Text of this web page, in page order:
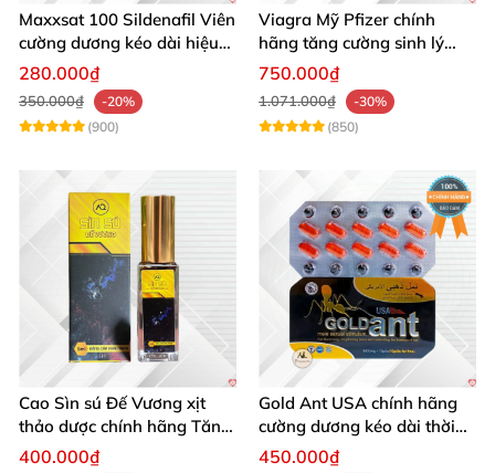
Maxxsat 100 Sildenafil Viên
cường dương kéo dài hiệu
quả nam giới
280.000₫
350.000₫
-20%
(900)
Viagra Mỹ Pfizer chính
hãng tăng cường sinh lý
nam, kéo dài hiệu quả
750.000₫
1.071.000₫
-30%
(850)
Cao Sìn sú Đế Vương xịt
thảo dược chính hãng Tăng
cường sinh lực tốt
400.000₫
Gold Ant USA chính hãng
cường dương kéo dài thời
gian - Kiến Vàng Đen Tây
450.000₫